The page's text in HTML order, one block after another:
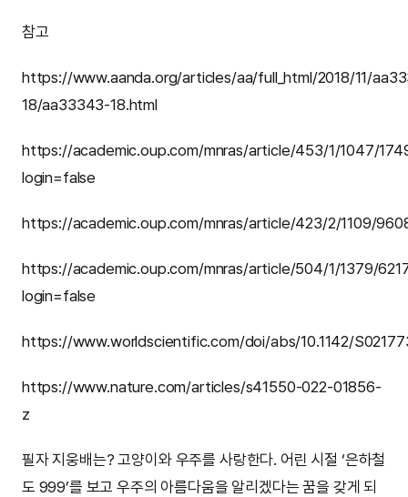
참고
https://www.aanda.org/articles/aa/full_html/2018/11/
18/aa33343-18.html
https://academic.oup.com/mnras/article/453/1/1047/
login=false
https://academic.oup.com/mnras/article/423/2/1109/
https://academic.oup.com/mnras/article/504/1/1379/
login=false
https://www.worldscientific.com/doi/abs/10.1142/
https://www.nature.com/articles/s41550-022-01856-
z
필자 지웅배는? 고양이와 우주를 사랑한다. 어린 시절 ‘은하철
도 999’를 보고 우주의 아름다움을 알리겠다는 꿈을 갖게 되